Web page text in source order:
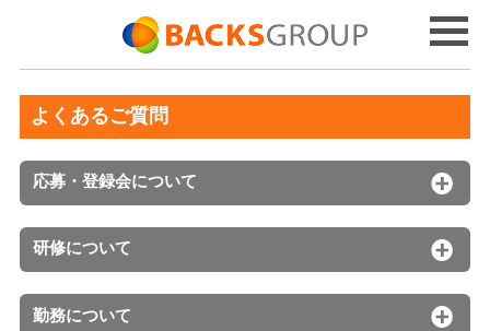
よくあるご質問
応募・登録会について
研修について
勤務について